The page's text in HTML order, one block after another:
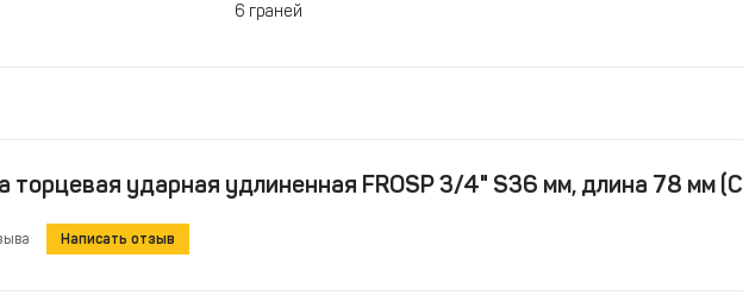
6 граней
торцевая ударная удлиненная FROSP 3/4" S36 мм, длина 78 мм
Написать отзыв